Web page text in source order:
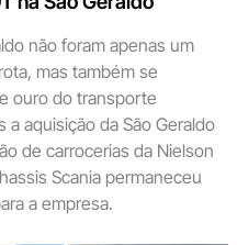
não foram apenas um
mas também se
ouro do transporte
aquisição da São Geraldo
de carrocerias da Nielson
Scania permaneceu
a empresa.